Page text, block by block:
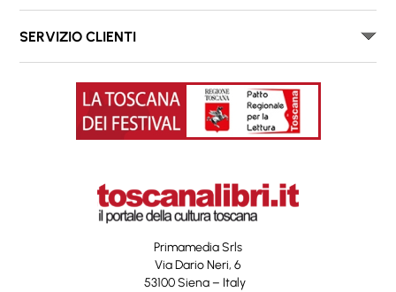
SERVIZIO CLIENTI
Primamedia Srls
Via Dario Neri, 6
53100 Siena – Italy